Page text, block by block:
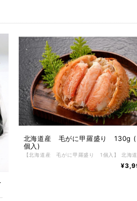
北海道産 毛がに甲羅盛り 130g
個入)